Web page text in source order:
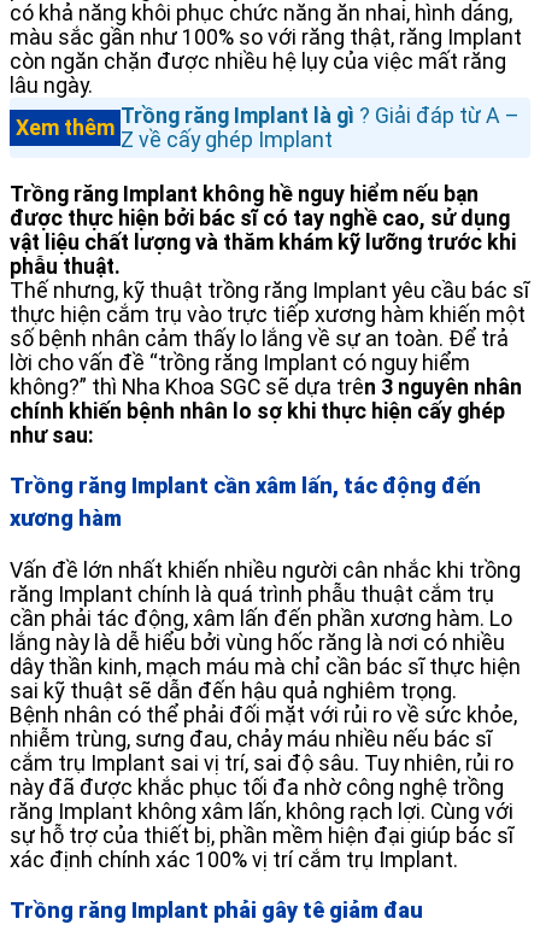
có khả năng khôi phục chức năng ăn nhai, hình dáng,
màu sắc gần như 100% so với răng thật, răng Implant
còn ngăn chặn được nhiều hệ lụy của việc mất răng
lâu ngày.
Xem thêm Trồng răng Implant là gì ? Giải đáp từ A –
Z về cấy ghép Implant
Trồng răng Implant không hề nguy hiểm nếu bạn
được thực hiện bởi bác sĩ có tay nghề cao, sử dụng
vật liệu chất lượng và thăm khám kỹ lưỡng trước khi
phẫu thuật.
Thế nhưng, kỹ thuật trồng răng Implant yêu cầu bác sĩ
thực hiện cắm trụ vào trực tiếp xương hàm khiến một
số bệnh nhân cảm thấy lo lắng về sự an toàn. Để trả
lời cho vấn đề “trồng răng Implant có nguy hiểm
không?” thì Nha Khoa SGC sẽ dựa trên 3 nguyên nhân
chính khiến bệnh nhân lo sợ khi thực hiện cấy ghép
như sau:
Trồng răng Implant cần xâm lấn, tác động đến
xương hàm
Vấn đề lớn nhất khiến nhiều người cân nhắc khi trồng
răng Implant chính là quá trình phẫu thuật cắm trụ
cần phải tác động, xâm lấn đến phần xương hàm. Lo
lắng này là dễ hiểu bởi vùng hốc răng là nơi có nhiều
dây thần kinh, mạch máu mà chỉ cần bác sĩ thực hiện
sai kỹ thuật sẽ dẫn đến hậu quả nghiêm trọng.
Bệnh nhân có thể phải đối mặt với rủi ro về sức khỏe,
nhiễm trùng, sưng đau, chảy máu nhiều nếu bác sĩ
cắm trụ Implant sai vị trí, sai độ sâu. Tuy nhiên, rủi ro
này đã được khắc phục tối đa nhờ công nghệ trồng
răng Implant không xâm lấn, không rạch lợi. Cùng với
sự hỗ trợ của thiết bị, phần mềm hiện đại giúp bác sĩ
xác định chính xác 100% vị trí cắm trụ Implant.
Trồng răng Implant phải gây tê giảm đau